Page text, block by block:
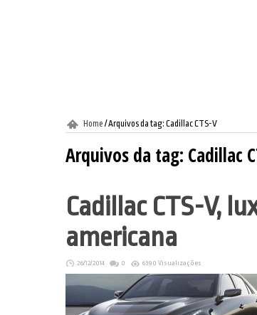
Home /Arquivos da tag: Cadillac CTS-V
Arquivos da tag: Cadillac
Cadillac CTS-V,
americana
26/12/2014 0 6390 Visualizações